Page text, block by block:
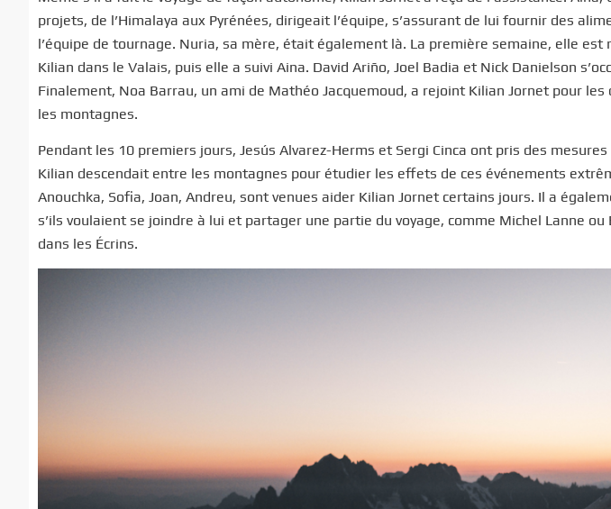
projets, de l’Himalaya aux Pyrénées, dirigeait l’équipe, s’assurant de lui fournir des
l’équipe de tournage. Nuria, sa mère, était également là. La première semaine, elle est
Kilian dans le Valais, puis elle a suivi Aina. David Ariño, Joel Badia et Nick Danielson
Finalement, Noa Barrau, un ami de Mathéo Jacquemoud, a rejoint Kilian Jornet pour
les montagnes.
Pendant les 10 premiers jours, Jesús Alvarez-Herms et Sergi Cinca ont pris des
Kilian descendait entre les montagnes pour étudier les effets de ces événements
Anouchka, Sofia, Joan, Andreu, sont venues aider Kilian Jornet certains jours. Il a
s’ils voulaient se joindre à lui et partager une partie du voyage, comme Michel Lanne
dans les Écrins.